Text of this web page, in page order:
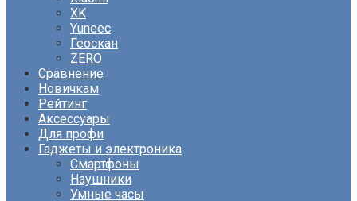
XK
Yuneec
Геоскан
ZERO
Сравнение
Новичкам
Рейтинг
Аксессуары
Для профи
Гаджеты и электроника
Смартфоны
Наушники
Умные часы